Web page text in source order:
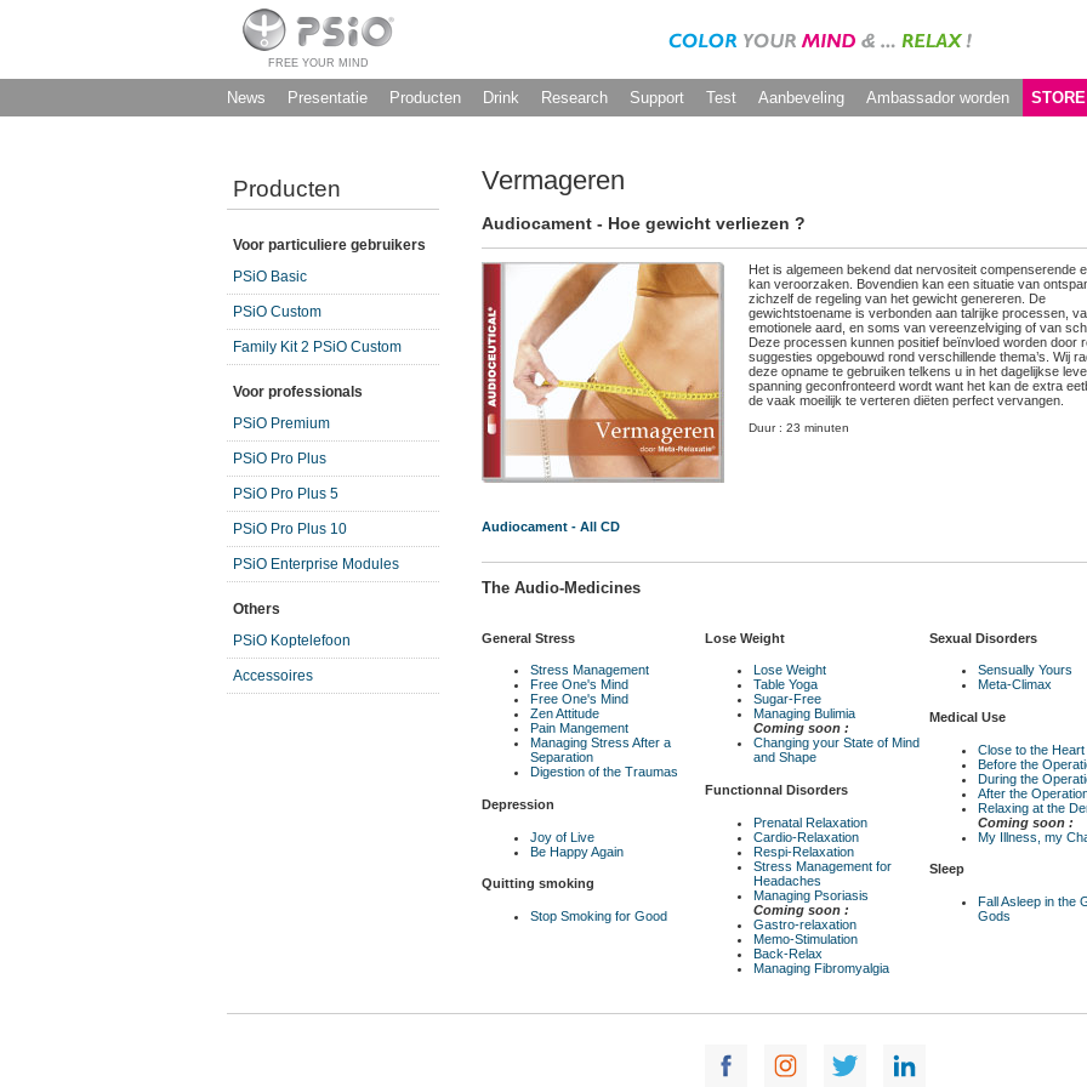
FREE YOUR MIND
News Presentatie Producten Drink Research Support Test Aanbeveling Ambassador worden STORE
Producten
Voor particuliere gebruikers
PSiO Basic
PSiO Custom
Family Kit 2 PSiO Custom
Voor professionals
PSiO Premium
PSiO Pro Plus
PSiO Pro Plus 5
PSiO Pro Plus 10
PSiO Enterprise Modules
Others
PSiO Koptelefoon
Accessoires
Vermageren
Audiocament - Hoe gewicht verliezen ?
Het is algemeen bekend dat nervositeit compenserende
kan veroorzaken. Bovendien kan een situatie van
zichzelf de regeling van het gewicht genereren. De
gewichtstoename is verbonden aan talrijke processen,
emotionele aard, en soms van vereenzelviging of van
Deze processen kunnen positief beïnvloed worden door
suggesties opgebouwd rond verschillende thema’s. Wij
deze opname te gebruiken telkens u in het dagelijkse
spanning geconfronteerd wordt want het kan de extra
de vaak moeilijk te verteren diëten perfect vervangen.
Duur : 23 minuten
Audiocament - All CD
The Audio-Medicines
General Stress
Stress Management
Free One's Mind
Free One's Mind
Zen Attitude
Pain Mangement
Managing Stress After a
Separation
Digestion of the Traumas
Depression
Joy of Live
Be Happy Again
Quitting smoking
Stop Smoking for Good
Lose Weight
Lose Weight
Table Yoga
Sugar-Free
Managing Bulimia
Coming soon :
Changing your State of Mind
and Shape
Functionnal Disorders
Prenatal Relaxation
Cardio-Relaxation
Respi-Relaxation
Stress Management for
Headaches
Managing Psoriasis
Coming soon :
Gastro-relaxation
Memo-Stimulation
Back-Relax
Managing Fibromyalgia
Sexual Disorders
Sensually Yours
Meta-Climax
Medical Use
Close to the Heart
Before the
During the
After the
Relaxing at the
Coming soon :
My Illness, my
Sleep
Fall Asleep in the
Gods